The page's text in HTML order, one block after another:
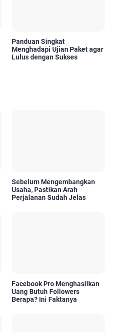
Panduan Singkat
Menghadapi Ujian Paket agar
Lulus dengan Sukses
Sebelum Mengembangkan
Usaha, Pastikan Arah
Perjalanan Sudah Jelas
Facebook Pro Menghasilkan
Uang Butuh Followers
Berapa? Ini Faktanya